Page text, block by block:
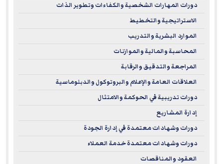
دورات المهارات الشخصية والكفاءات وتطوير الذات
الاستراتيجية والتخطيط
الموارد البشرية والتدريب
المحاسبة والمالية والموازنات
المراجعة والتدقيق والرقابة
العلاقات العامة والإعلام والبروتوكول والدبلوماسية
دورات تدريبية في الحوكمة والامتثال
إدارة المشاريع
دورات وشهادات معتمدة في إدارة الجودة
دورات وشهادات معتمدة خدمة العملاء
العقود والمناقصات